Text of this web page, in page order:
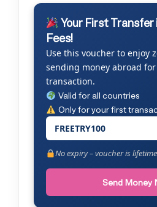
Your First Transfer
Fees!
Use this voucher to enjoy
sending money abroad
transaction.
Valid for all countries
Only for your first
FREETRY100
No expiry – voucher is lifetime
Send Money